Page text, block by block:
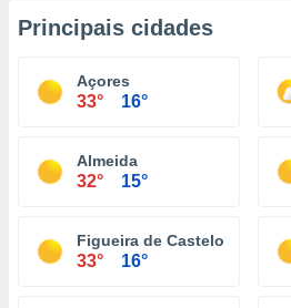
Principais cidades
Açores
33° 16°
Almeida
32° 15°
Figueira de Castelo Rodrigo
33° 16°